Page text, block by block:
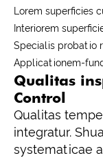
Lorem superficies
Interiorem
Specialis probatio
Applicationem-
Qualitas
Control
Qualitas
integratur.
systematicae